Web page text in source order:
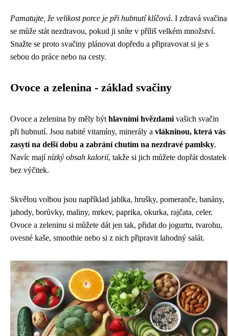
Pamatujte, že velikost porce je při hubnutí klíčová. I zdravá svačina
se může stát nezdravou, pokud ji sníte v příliš velkém množství.
Snažte se proto svačiny plánovat dopředu a připravovat si je s
sebou do práce nebo na cesty.
Ovoce a zelenina - základ svačiny
Ovoce a zelenina by měly být hlavními hvězdami vašich svačin
při hubnutí. Jsou nabité vitamíny, minerály a vlákninou, která vás
zasytí na delší dobu a zabrání chutím na nezdravé pamlsky.
Navíc majínízký obsah kalorií, takže si jich můžete dopřát dostatek
bez výčitek.
Skvělou volbou jsou například jablka, hrušky, pomeranče, banány,
jahody, borůvky, maliny, mrkev, paprika, okurka, rajčata, celer.
Ovoce a zeleninu si můžete dát jen tak, přidat do jogurtu, tvarohu,
ovesné kaše, smoothie nebo si z nich připravit lahodný salát.